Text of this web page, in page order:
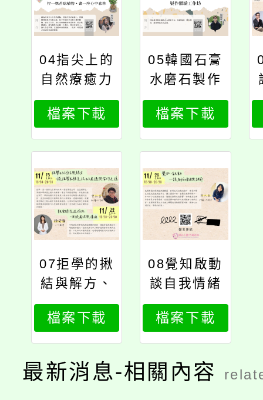
04指尖上的
自然療癒力
檔案下載
05韓國石膏
水磨石製作
體驗工作坊
檔案下載
07拒學的揪
結與解方、
親密關係速
成班
檔案下載
08覺知啟動
談自我情緒
與調節
檔案下載
最新消息-相關內容